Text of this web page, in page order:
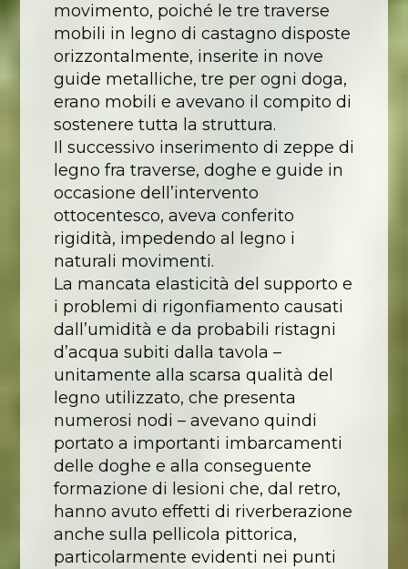
movimento, poiché le tre traverse
mobili in legno di castagno disposte
orizzontalmente, inserite in nove
guide metalliche, tre per ogni doga,
erano mobili e avevano il compito di
sostenere tutta la struttura.
Il successivo inserimento di zeppe di
legno fra traverse, doghe e guide in
occasione dell’intervento
ottocentesco, aveva conferito
rigidità, impedendo al legno i
naturali movimenti.
La mancata elasticità del supporto e
i problemi di rigonfiamento causati
dall’umidità e da probabili ristagni
d’acqua subiti dalla tavola –
unitamente alla scarsa qualità del
legno utilizzato, che presenta
numerosi nodi – avevano quindi
portato a importanti imbarcamenti
delle doghe e alla conseguente
formazione di lesioni che, dal retro,
hanno avuto effetti di riverberazione
anche sulla pellicola pittorica,
particolarmente evidenti nei punti